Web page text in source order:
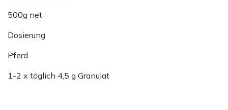
500g net
Dosierung
Pferd
1-2 x täglich 4,5 g Granulat